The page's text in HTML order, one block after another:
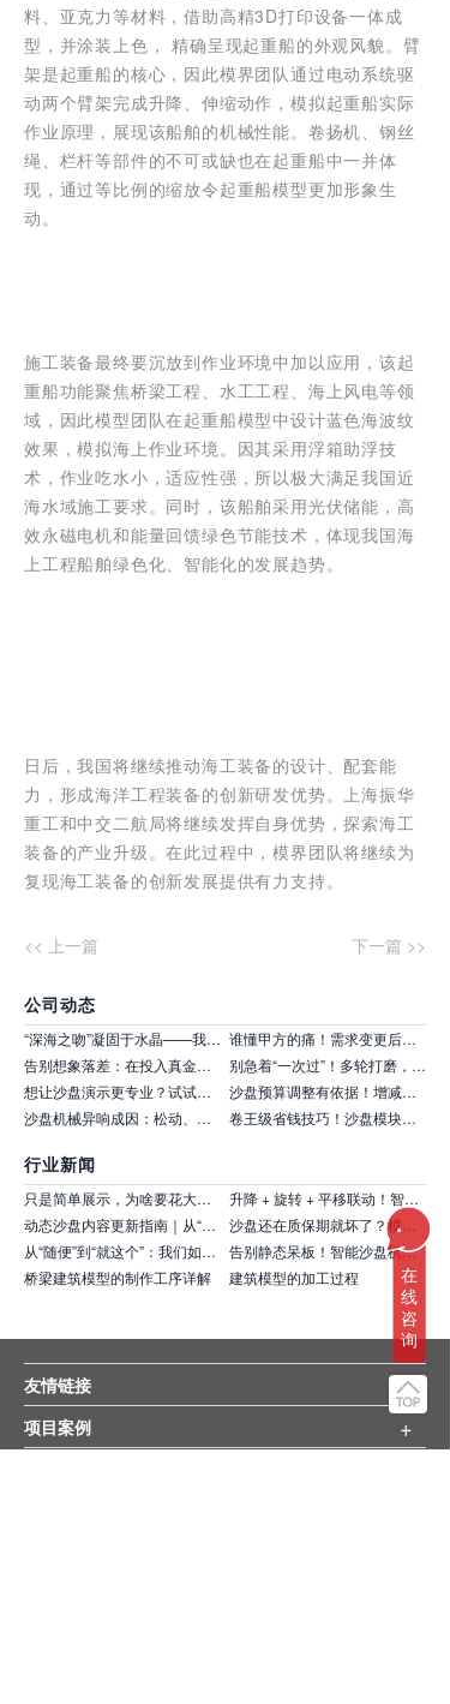
料、亚克力等材料，借助高精3D打印设备一体成
型，并涂装上色， 精确呈现起重船的外观风貌。臂
架是起重船的核心，因此模界团队通过电动系统驱
动两个臂架完成升降、伸缩动作，模拟起重船实际
作业原理，展现该船舶的机械性能。卷扬机、钢丝
绳、栏杆等部件的不可或缺也在起重船中一并体
现，通过等比例的缩放令起重船模型更加形象生
动。
施工装备最终要沉放到作业环境中加以应用，该起
重船功能聚焦桥梁工程、水工工程、海上风电等领
域，因此模型团队在起重船模型中设计蓝色海波纹
效果，模拟海上作业环境。因其采用浮箱助浮技
术，作业吃水小，适应性强，所以极大满足我国近
海水域施工要求。同时，该船舶采用光伏储能，高
效永磁电机和能量回馈绿色节能技术，体现我国海
上工程船舶绿色化、智能化的发展趋势。
日后，我国将继续推动海工装备的设计、配套能
力，形成海洋工程装备的创新研发优势。上海振华
重工和中交二航局将继续发挥自身优势，探索海工
装备的产业升级。在此过程中，模界团队将继续为
复现海工装备的创新发展提供有力支持。
<< 上一篇 下一篇 >>
公司动态
“深海之吻”凝固于水晶——我们把深中通道最难的一刻，做成了永恒
谁懂甲方的痛！需求变更后制作方漫天加价，成本分摊没说清吃大亏！
告别想象落差：在投入真金白银前，先看看它的样子
别急着“一次过”！多轮打磨，是把好方案熬成“王炸”的唯一捷径
想让沙盘演示更专业？试试升降动态的建筑分层与地质剖面展示
沙盘预算调整有依据！增减功能对应的费用，明细清晰可查
沙盘机械异响成因：松动、磨损、缺油，针对性处理不盲目维修
卷王级省钱技巧！沙盘模块化设计，按需组合不浪费，预算不够也能保效果！
行业新闻
只是简单展示，为啥要花大价钱选互动沙盘？实体沙盘难道不够用？
升降 + 旋转 + 平移联动！智能沙盘展示效果直接惊艳全场！
动态沙盘内容更新指南｜从“一次性” 到 “可持续”的进阶之路
从“随便”到“就这个”：我们如何用选项撬动客户的真实想法
告别静态呆板！智能沙盘机械运动，让项目 “活” 起来！
桥梁建筑模型的制作工序详解
建筑模型的加工过程
友情链接 +
项目案例 +
...
在
线
咨
询